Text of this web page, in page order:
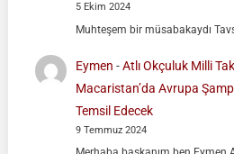
5 Ekim 2024
Muhteşem bir müsabakaydı
Eymen -Atlı Okçuluk Milli
Macaristan’da Avrupa
Temsil Edecek
9 Temmuz 2024